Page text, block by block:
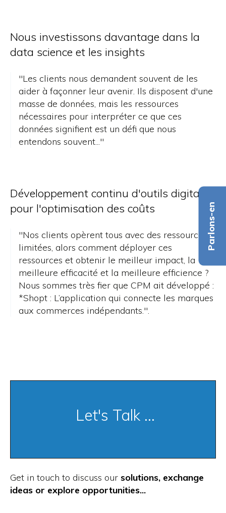
Parlons-en
Nous investissons davantage dans la
data science et les insights
"Les clients nous demandent souvent de les
aider à façonner leur avenir. Ils disposent d'une
masse de données, mais les ressources
nécessaires pour interpréter ce que ces
données signifient est un défi que nous
entendons souvent..."
Développement continu d'outils digitaux
pour l'optimisation des coûts
"Nos clients opèrent tous avec des ressources
limitées, alors comment déployer ces
ressources et obtenir le meilleur impact, la
meilleure efficacité et la meilleure efficience ?
Nous sommes très fier que CPM ait développé :
*Shopt : L’application qui connecte les marques
aux commerces indépendants.".
Let's Talk ...
Get in touch to discuss our solutions, exchange
ideas or explore opportunities...